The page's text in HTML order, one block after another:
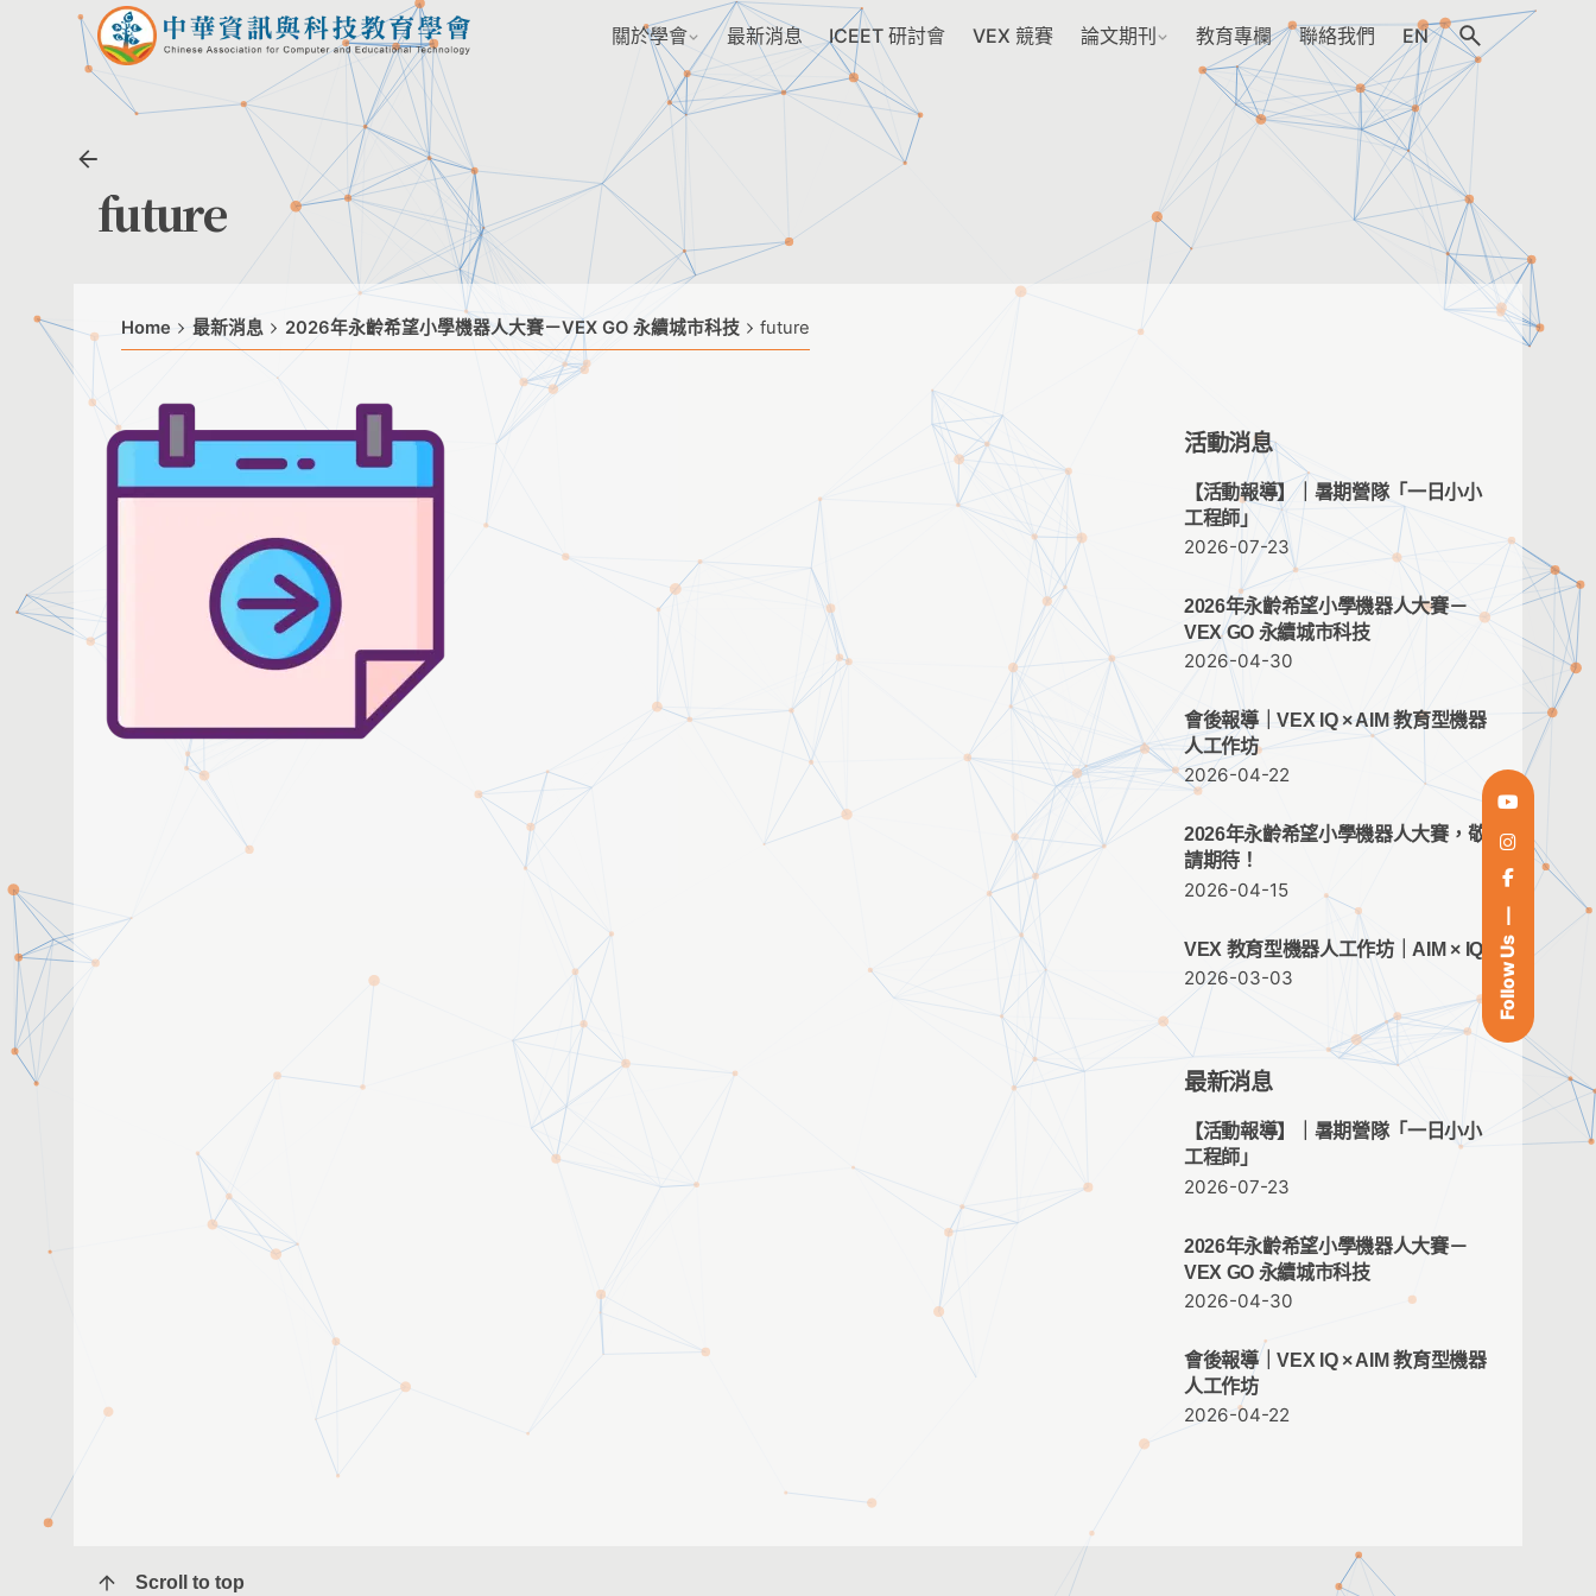
Follow Us
關於學會 最新消息 ICEET 研討會 VEX 競賽 論文期刊 教育專欄 聯絡我們 EN
future
Home 最新消息 2026年永齡希望小學機器人大賽－VEX GO 永續城市科技 future
活動消息
【活動報導】｜暑期營隊「一日小小
工程師」
2026-07-23
2026年永齡希望小學機器人大賽－
VEX GO 永續城市科技
2026-04-30
會後報導｜VEX IQ × AIM 教育型機器
人工作坊
2026-04-22
2026年永齡希望小學機器人大賽，敬
請期待！
2026-04-15
VEX 教育型機器人工作坊｜AIM × IQ
2026-03-03
最新消息
【活動報導】｜暑期營隊「一日小小
工程師」
2026-07-23
2026年永齡希望小學機器人大賽－
VEX GO 永續城市科技
2026-04-30
會後報導｜VEX IQ × AIM 教育型機器
人工作坊
2026-04-22
Scroll to top